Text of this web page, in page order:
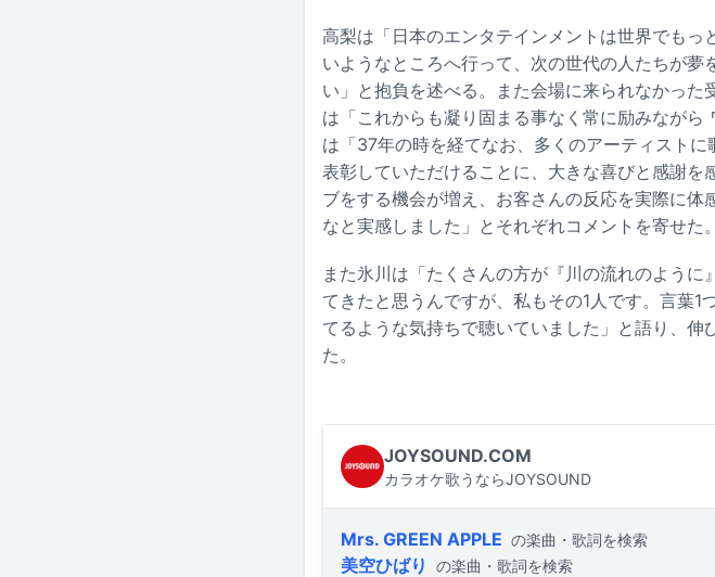
高梨は「日本のエンタテインメントは世界でも
いようなところへ行って、次の世代の人たちが
い」と抱負を述べる。また会場に来られなかっ
は「これからも凝り固まる事なく常に励みなが
は「37年の時を経てなお、多くのアーティスト
表彰していただけることに、大きな喜びと感謝
ブをする機会が増え、お客さんの反応を実際に
なと実感しました」とそれぞれコメントを寄せた。
また氷川は「たくさんの方が『川の流れのよう
てきたと思うんですが、私もその1人です。言葉
てるような気持ちで聴いていました」と語り、
た。
JOYSOUND.COM
カラオケ歌うならJOYSOUND
Mrs. GREEN APPLE の楽曲・歌詞を検索
美空ひばり の楽曲・歌詞を検索